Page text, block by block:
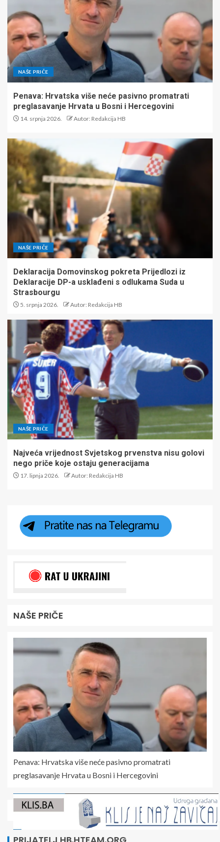
NAŠE PRIČE
Penava: Hrvatska više neće pasivno promatrati
preglasavanje Hrvata u Bosni i Hercegovini
14. srpnja 2026. Autor: Redakcija HB
NAŠE PRIČE
Deklaracija Domovinskog pokreta Prijedlozi iz
Deklaracije DP-a usklađeni s odlukama Suda u
Strasbourgu
5. srpnja 2026. Autor: Redakcija HB
NAŠE PRIČE
Najveća vrijednost Svjetskog prvenstva nisu golovi
nego priče koje ostaju generacijama
17. lipnja 2026. Autor: Redakcija HB
NAŠE PRIČE
Penava: Hrvatska više neće pasivno promatrati
preglasavanje Hrvata u Bosni i Hercegovini